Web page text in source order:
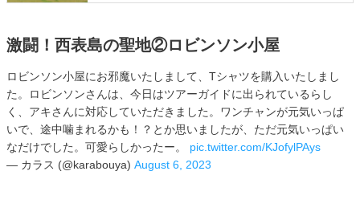
激闘！西表島の聖地②ロビンソン小屋
ロビンソン小屋にお邪魔いたしまして、Tシャツを購入いたしまし
た。ロビンソンさんは、今日はツアーガイドに出られているらし
く、アキさんに対応していただきました。ワンチャンが元気いっぱ
いで、途中噛まれるかも！？とか思いましたが、ただ元気いっぱい
なだけでした。可愛らしかったー。 pic.twitter.com/KJofylPAys
— カラス (@karabouya) August 6, 2023